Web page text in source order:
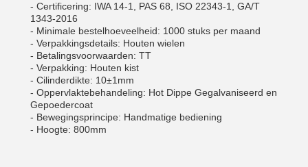
- Certificering: IWA 14-1, PAS 68, ISO 22343-1, GA/T
1343-2016
- Minimale bestelhoeveelheid: 1000 stuks per maand
- Verpakkingsdetails: Houten wielen
- Betalingsvoorwaarden: TT
- Verpakking: Houten kist
- Cilinderdikte: 10±1mm
- Oppervlaktebehandeling: Hot Dippe Gegalvaniseerd en
Gepoedercoat
- Bewegingsprincipe: Handmatige bediening
- Hoogte: 800mm